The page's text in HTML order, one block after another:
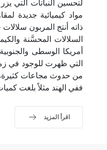
لتحسين النباتات التي
مواد كيميائية جديدة
ذاته أنتج المربون
السلالات المحسَّنة
التي ظهرت للوجود في
من حدوث مجاعات كثيرة،
ففي الهند مثلاً بلغت
اقرأ المزيد